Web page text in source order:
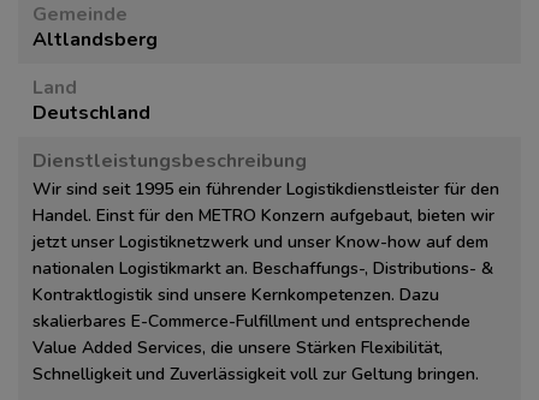
Gemeinde
Altlandsberg
Land
Deutschland
Dienstleistungsbeschreibung
Wir sind seit 1995 ein führender Logistikdienstleister für den
Handel. Einst für den METRO Konzern aufgebaut, bieten wir
jetzt unser Logistiknetzwerk und unser Know-how auf dem
nationalen Logistikmarkt an. Beschaffungs-, Distributions- &
Kontraktlogistik sind unsere Kernkompetenzen. Dazu
skalierbares E-Commerce-Fulfillment und entsprechende
Value Added Services, die unsere Stärken Flexibilität,
Schnelligkeit und Zuverlässigkeit voll zur Geltung bringen.